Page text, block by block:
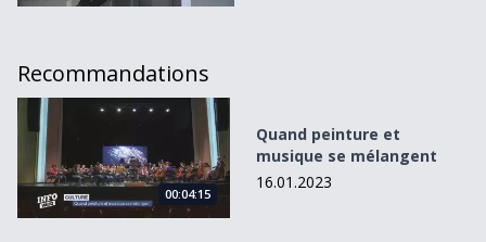
Recommandations
Quand peinture et musique se mélangent
00:04:15
Quand peinture et
musique se mélangent
16.01.2023